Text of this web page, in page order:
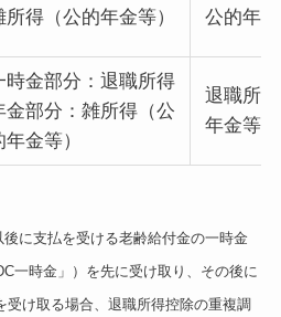
所得（公的年金等） 公的年
時金部分：退職所得
金部分：雑所得（公
年金等）
退職所
年金等
に支払を受ける老齢給付金の一時金
一時金」）を先に受け取り、その後に
け取る場合、退職所得控除の重複調